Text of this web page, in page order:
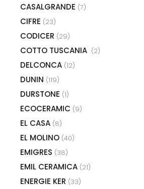
CASALGRANDE (7)
CIFRE (23)
CODICER (29)
COTTO TUSCANIA (2)
DELCONCA (12)
DUNIN (119)
DURSTONE (1)
ECOCERAMIC (9)
EL CASA (8)
EL MOLINO (40)
EMIGRES (38)
EMIL CERAMICA (21)
ENERGIE KER (33)